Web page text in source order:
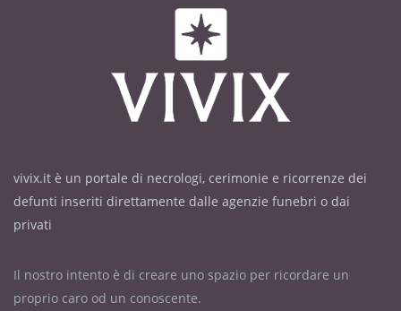
vivix.it è un portale di necrologi, cerimonie e ricorrenze dei
defunti inseriti direttamente dalle agenzie funebri o dai
privati
Il nostro intento è di creare uno spazio per ricordare un
proprio caro od un conoscente.